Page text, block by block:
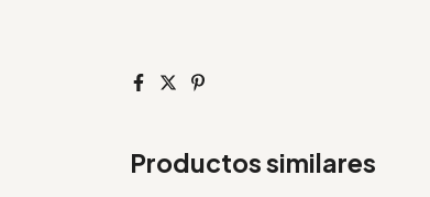
Productos similares